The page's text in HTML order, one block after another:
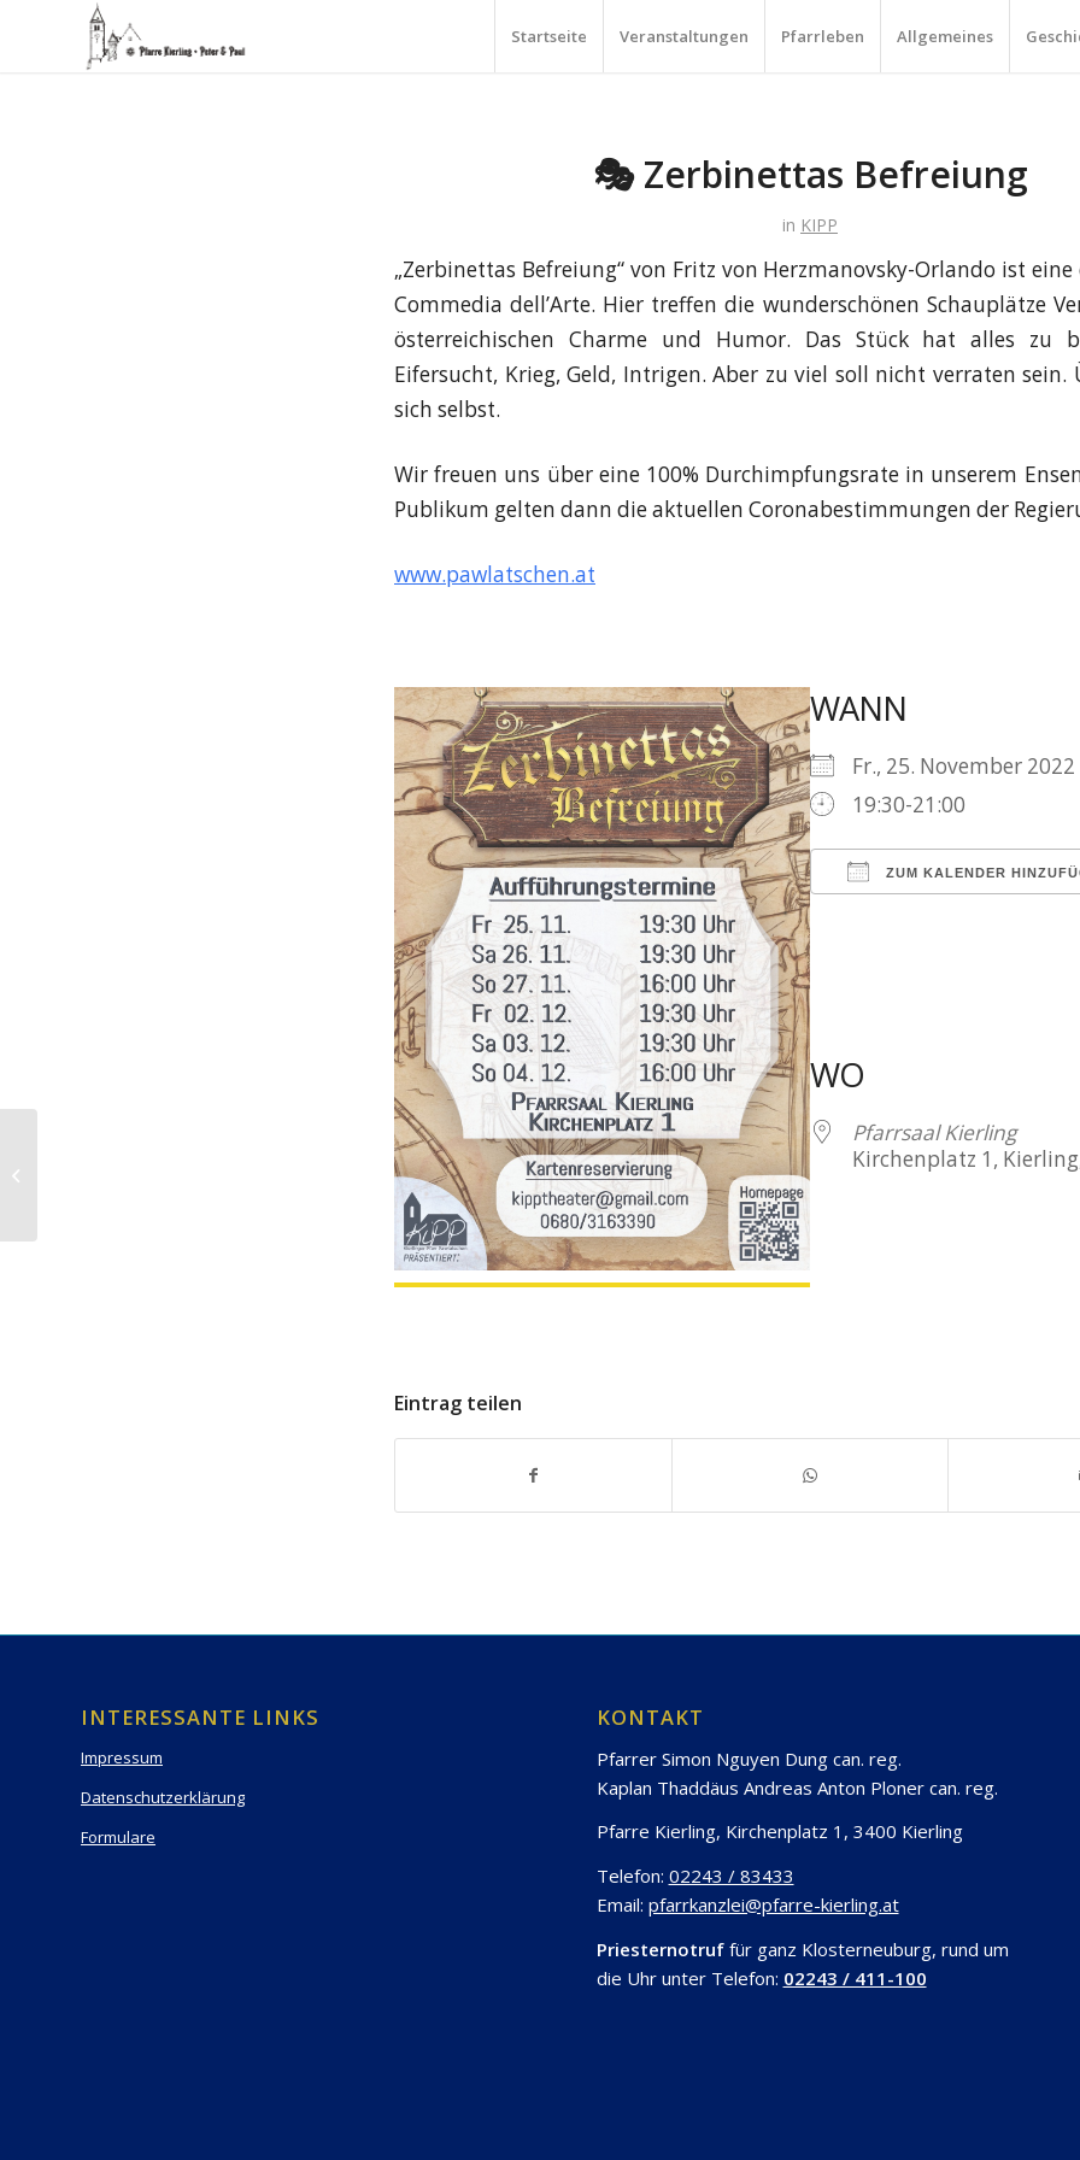
Startseite Veranstaltungen Pfarrleben Allgemeines
🎭 Zerbinettas Befreiung
in KIPP
„Zerbinettas Befreiung“ von Fritz von Herzmanovsky-Orlando ist
Commedia dell’Arte. Hier treffen die wunderschönen Schauplätze
österreichischen Charme und Humor. Das Stück hat alles zu
Eifersucht, Krieg, Geld, Intrigen. Aber zu viel soll nicht verraten sein.
sich selbst.
Wir freuen uns über eine 100% Durchimpfungsrate in unserem
Publikum gelten dann die aktuellen Coronabestimmungen der
www.pawlatschen.at
WANN
Fr., 25. November 2022
19:30-21:00
ZUM KALENDER
WO
Pfarrsaal Kierling
Kirchenplatz 1,
Eintrag teilen
INTERESSANTE LINKS
Impressum
Datenschutzerklärung
Formulare
KONTAKT
Pfarrer Simon Nguyen Dung can. reg.
Kaplan Thaddäus Andreas Anton Ploner can. reg.
Pfarre Kierling, Kirchenplatz 1, 3400 Kierling
Telefon: 02243 / 83433
Email: pfarrkanzlei@pfarre-kierling.at
Priesternotruf für ganz Klosterneuburg, rund um
die Uhr unter Telefon: 02243 / 411-100